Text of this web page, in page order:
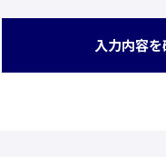
入力内容